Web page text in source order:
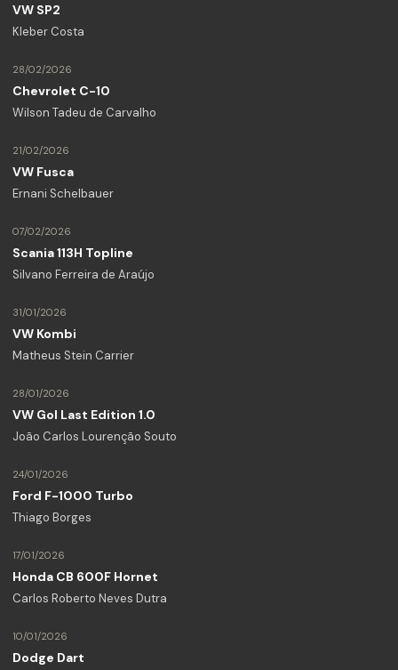
VW SP2
Kleber Costa
28/02/2026
Chevrolet C-10
Wilson Tadeu de Carvalho
21/02/2026
VW Fusca
Ernani Schelbauer
07/02/2026
Scania 113H Topline
Silvano Ferreira de Araújo
31/01/2026
VW Kombi
Matheus Stein Carrier
28/01/2026
VW Gol Last Edition 1.0
João Carlos Lourenção Souto
24/01/2026
Ford F-1000 Turbo
Thiago Borges
17/01/2026
Honda CB 600F Hornet
Carlos Roberto Neves Dutra
10/01/2026
Dodge Dart